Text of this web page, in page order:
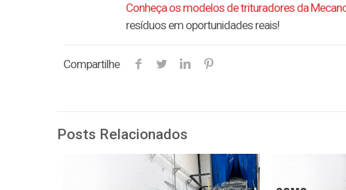
Conheça os modelos de trituradores da
resíduos em oportunidades reais!
Compartilhe
Posts Relacionados